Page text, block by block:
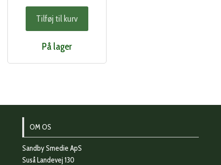
Tilføj til kurv
På lager
OM OS
Sandby Smedie ApS
Suså Landevej 130